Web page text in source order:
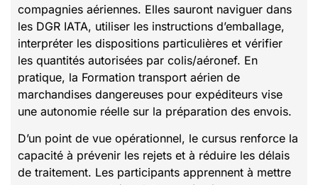
compagnies aériennes. Elles sauront naviguer dans
les DGR IATA, utiliser les instructions d’emballage,
interpréter les dispositions particulières et vérifier
les quantités autorisées par colis/aéronef. En
pratique, la Formation transport aérien de
marchandises dangereuses pour expéditeurs vise
une autonomie réelle sur la préparation des envois.
D’un point de vue opérationnel, le cursus renforce la
capacité à prévenir les rejets et à réduire les délais
de traitement. Les participants apprennent à mettre